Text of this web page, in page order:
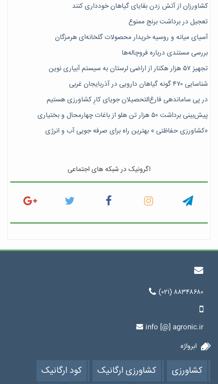
کشاورزان از آتش زدن بقایای گیاهان خودداری کنند
تعجیل در برداشت برنج ممنوع
آسیای میانه و روسیه خریدار محصولات گلخانه‌ای هرمزگان
بررسی مستندی درباره فروچاله‌ها
تجهیز ۵۷ هزار هکتار از اراضی لرستان به سیستم آبیاری نوین
شناسایی ۴۷٠ گونه گیاهان دارویی در آذربایجان غربی
در پی ساماندهی فارغ‌التحصیلان جویای کارِ کشاورزی هستیم
پیش‎‌بینی برداشت ۵۰ هزار تن هلو از باغات چهارمحال و بختیاری
«کشاورزی حفاظتی » بهترین راه برای صرفه جویی آب و انرژی
اگرونیک در شبکه های اجتماعی
(۰۲۱) ۸۸۳۴۸۶۸۰
info [@] agronic.ir
ابرواژه
کشاورزی کشاورزی ارگانیک کود ارگانیک